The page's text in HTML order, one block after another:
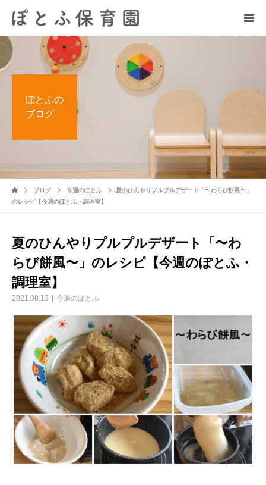
ぽとふの
ブログ
ブログ 今週のぽとふ
夏のひんやりプルプルデザート「〜わらび餅風〜」
のレシピ【今週のぽとふ・調理室】
夏のひんやりプルプルデザート「〜わ
らび餅風〜」のレシピ【今週のぽとふ・
調理室】
2021.08.13 今週のぽとふ